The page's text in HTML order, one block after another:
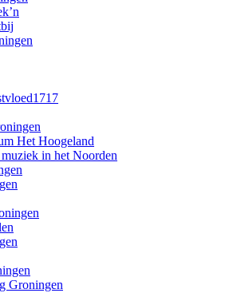
Het Hoogeland
in het Noorden
Groningen